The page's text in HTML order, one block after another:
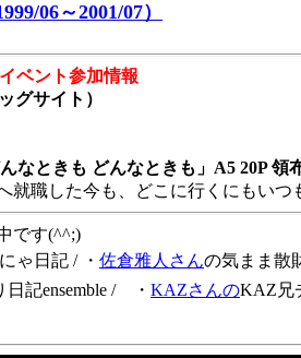
06～2001/07）
ベント参加情報
グサイト）
なときも どんなときも」A5 20P 領
就職した今も、どこに行くにもい
です(^^;)
ゃ日記 / ・ 佐倉雅人さんの気まま散
日記ensemble / ・ KAZさんのKAZ兄